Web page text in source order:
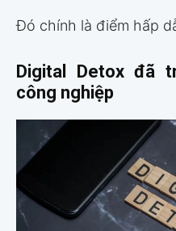
Đó chính là điểm hấp
Digital Detox đã
công nghiệp